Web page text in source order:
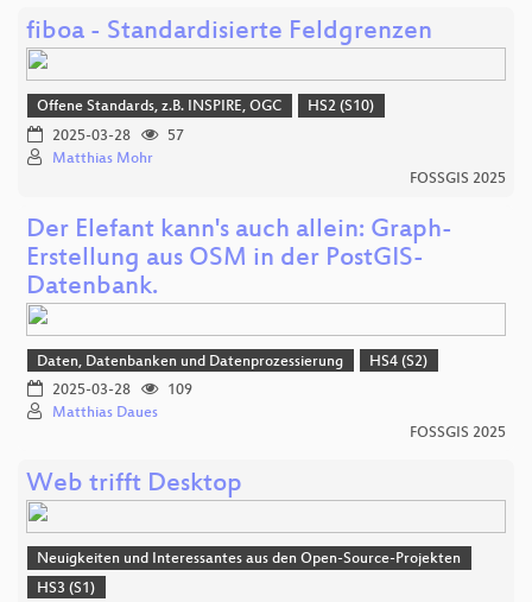
fiboa - Standardisierte Feldgrenzen
Offene Standards, z.B. INSPIRE, OGC
HS2 (S10)
2025-03-28
57
Matthias Mohr
FOSSGIS 2025
Der Elefant kann's auch allein: Graph-
Erstellung aus OSM in der PostGIS-
Datenbank.
Daten, Datenbanken und Datenprozessierung
HS4 (S2)
2025-03-28
109
Matthias Daues
FOSSGIS 2025
Web trifft Desktop
Neuigkeiten und Interessantes aus den Open-Source-Projekten
HS3 (S1)